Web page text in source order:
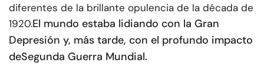
diferentes de la brillante opulencia de la década de
1920.El mundo estaba lidiando con la Gran
Depresión y, más tarde, con el profundo impacto
deSegunda Guerra Mundial.